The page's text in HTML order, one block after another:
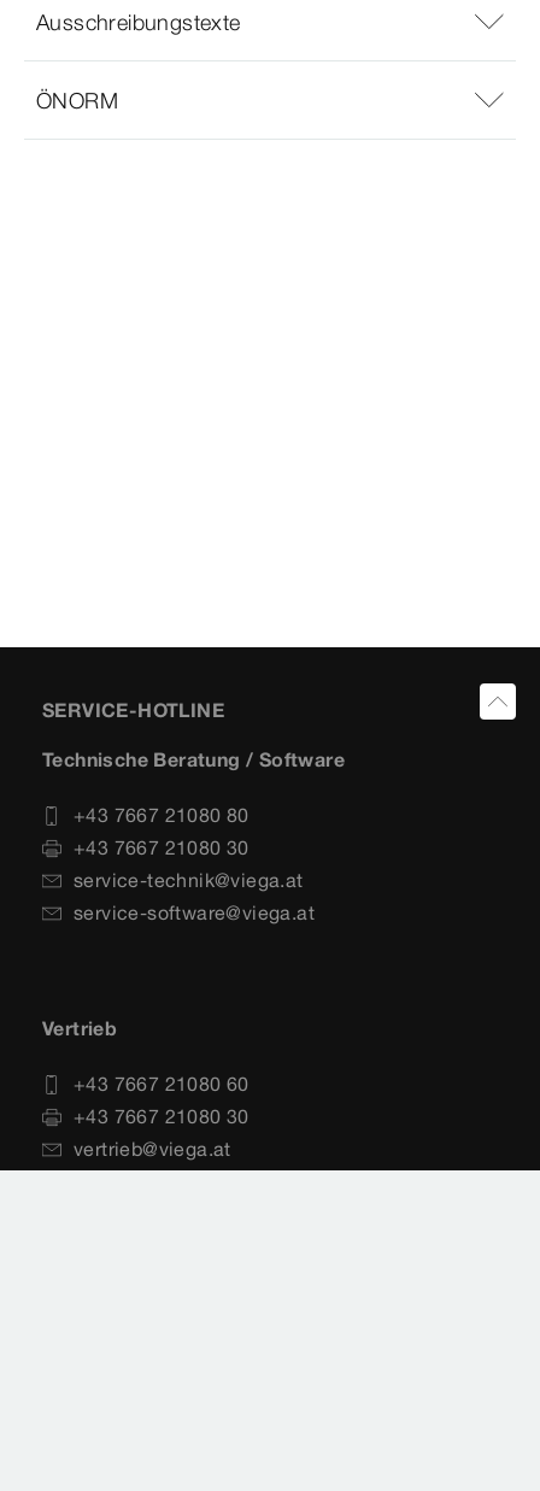
Ausschreibungstexte
ÖNORM
SERVICE-HOTLINE
Technische Beratung / Software
+43 7667 21080 80
+43 7667 21080 30
service-technik@viega.at
service-software@viega.at
Vertrieb
+43 7667 21080 60
+43 7667 21080 30
vertrieb@viega.at